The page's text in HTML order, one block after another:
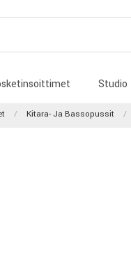
Studio
Kitara- Ja Bassopussit